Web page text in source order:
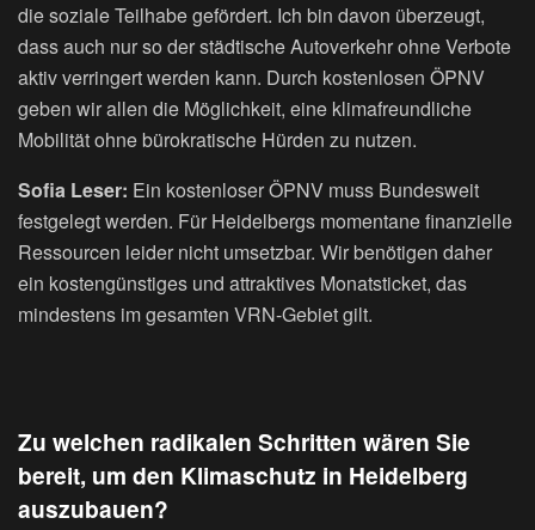
die soziale Teilhabe gefördert. Ich bin davon überzeugt,
dass auch nur so der städtische Autoverkehr ohne Verbote
aktiv verringert werden kann. Durch kostenlosen ÖPNV
geben wir allen die Möglichkeit, eine klimafreundliche
Mobilität ohne bürokratische Hürden zu nutzen.
Sofia Leser: Ein kostenloser ÖPNV muss Bundesweit
festgelegt werden. Für Heidelbergs momentane finanzielle
Ressourcen leider nicht umsetzbar. Wir benötigen daher
ein kostengünstiges und attraktives Monatsticket, das
mindestens im gesamten VRN-Gebiet gilt.
Zu welchen radikalen Schritten wären Sie
bereit, um den Klimaschutz in Heidelberg
auszubauen?